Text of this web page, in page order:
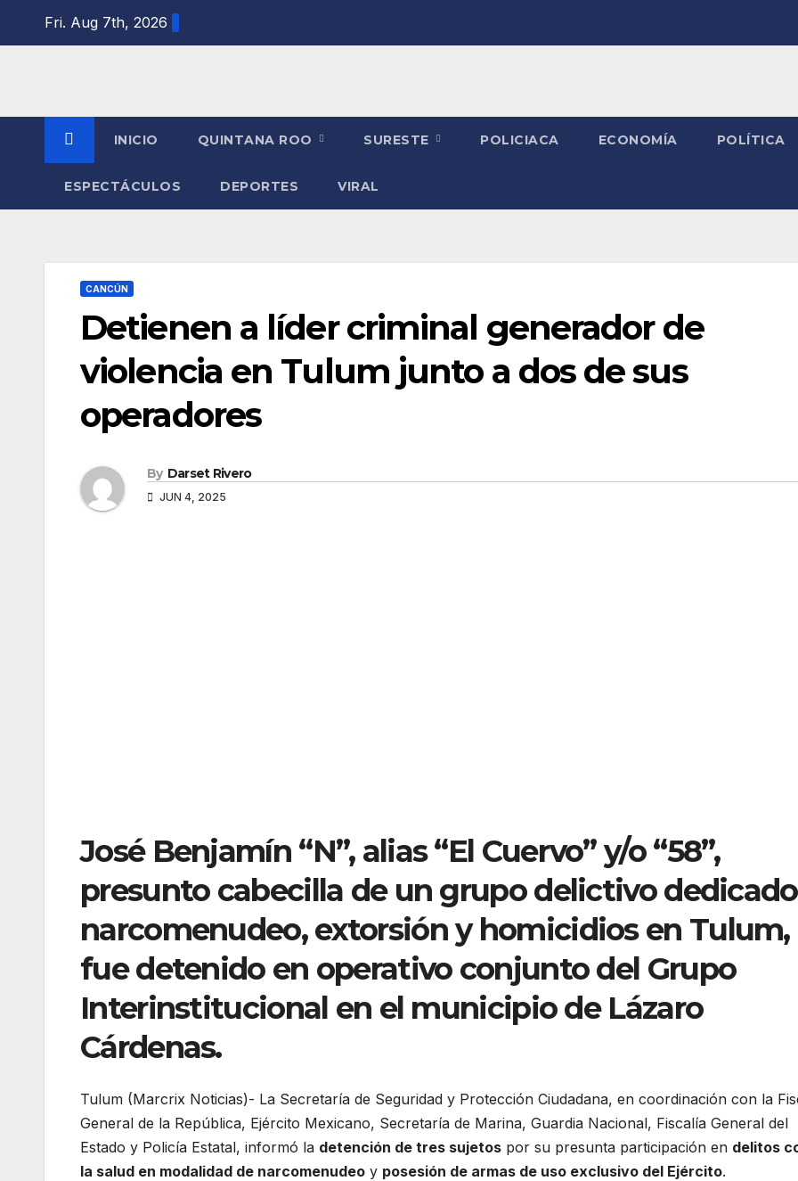
Fri. Aug 7th, 2026
INICIO QUINTANA ROO SURESTE POLICIACA ECONOMÍA POLÍTICA
ESPECTÁCULOS DEPORTES VIRAL
CANCÚN
Detienen a líder criminal generador de
violencia en Tulum junto a dos de sus
operadores
By Darset Rivero
JUN 4, 2025
José Benjamín “N”, alias “El Cuervo” y/o “58”,
presunto cabecilla de un grupo delictivo
narcomenudeo, extorsión y homicidios en Tulum,
fue detenido en operativo conjunto del Grupo
Interinstitucional en el municipio de Lázaro
Cárdenas.
Tulum (Marcrix Noticias)- La Secretaría de Seguridad y Protección Ciudadana, en coordinación con la
General de la República, Ejército Mexicano, Secretaría de Marina, Guardia Nacional, Fiscalía General del
Estado y Policía Estatal, informó la detención de tres sujetos por su presunta participación en delitos
la salud en modalidad de narcomenudeo y posesión de armas de uso exclusivo del Ejército.